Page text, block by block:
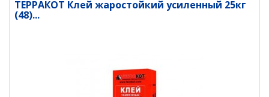
ТЕРРАКОТ Клей жаростойкий усиленный 25кг
(48)...